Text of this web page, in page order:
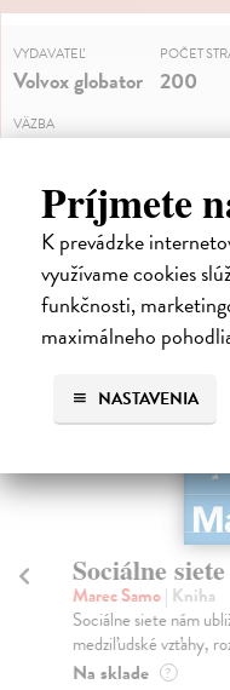
Príjmete
K prevádzke
využívame cookies
funkčnosti,
maximálneho
NASTAVENIA
VYDAVATEĽ
Volvox globator
POČET
200
VÄZBA
High-contrast mode
Sociálne
Marec Samo| Kniha
Sociálne siete nám
medziľudské vzťahy,
Na sklade ?